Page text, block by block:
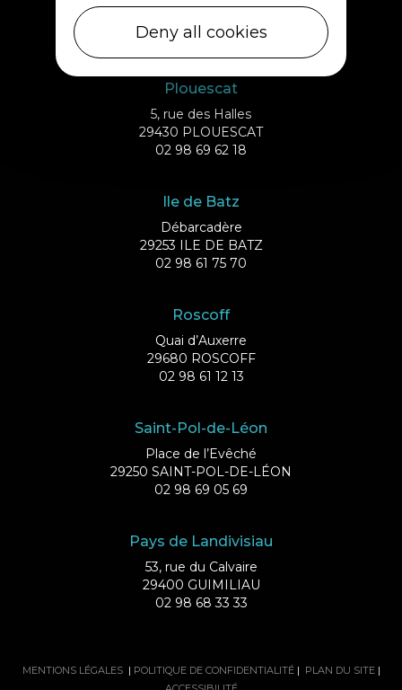
Plouescat
5, rue des Halles
29430 PLOUESCAT
02 98 69 62 18
Ile de Batz
Débarcadère
29253 ILE DE BATZ
02 98 61 75 70
Roscoff
Quai d’Auxerre
29680 ROSCOFF
02 98 61 12 13
Saint-Pol-de-Léon
Place de l’Evêché
29250 SAINT-POL-DE-LÉON
02 98 69 05 69
Pays de Landivisiau
53, rue du Calvaire
29400 GUIMILIAU
02 98 68 33 33
MENTIONS LÉGALES| POLITIQUE DE CONFIDENTIALITÉ| PLAN DU SITE|
Deny all cookies